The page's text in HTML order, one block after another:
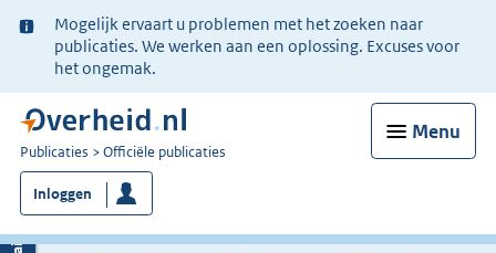
Ter
informatie:
Mogelijk ervaart u problemen met het zoeken naar
publicaties. We werken aan een oplossing. Excuses voor
het ongemak.
Menu
U
bent
nu
hier:
Publicaties Officiële publicaties
Inloggen